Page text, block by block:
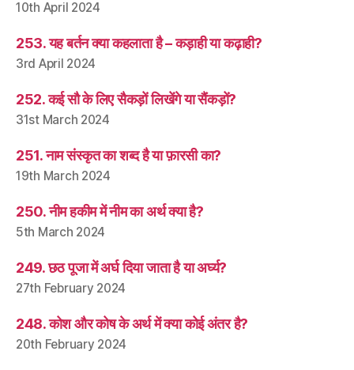
10th April 2024
253. यह बर्तन क्या कहलाता है – कड़ाही या कढ़ाही?
3rd April 2024
252. कई सौ के लिए सैकड़ों लिखेंगे या सैंकड़ों?
31st March 2024
251. नाम संस्कृत का शब्द है या फ़ारसी का?
19th March 2024
250. नीम हकीम में नीम का अर्थ क्या है?
5th March 2024
249. छठ पूजा में अर्घ दिया जाता है या अर्घ्य?
27th February 2024
248. कोश और कोष के अर्थ में क्या कोई अंतर है?
20th February 2024